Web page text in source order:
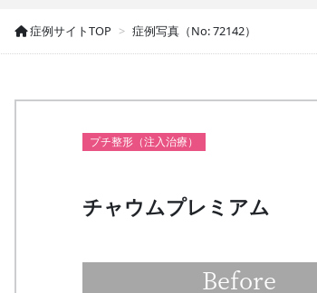
症例サイトTOP 症例写真（No: 72142）
プチ整形（注入治療）
チャウムプレミアム
Before